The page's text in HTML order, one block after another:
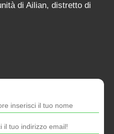
di Ailian, distretto di